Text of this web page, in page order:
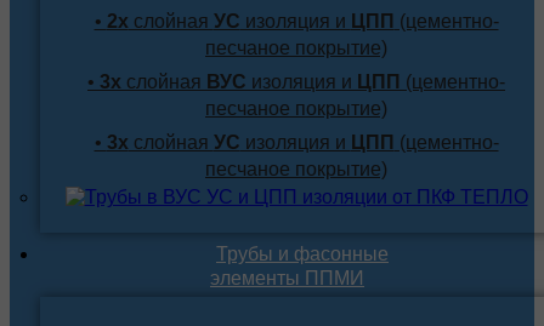
• 2х слойная УС изоляция и ЦПП (цементно-
песчаное покрытие)
• 3х слойная ВУС изоляция и ЦПП (цементно-
песчаное покрытие)
• 3х слойная УС изоляция и ЦПП (цементно-
песчаное покрытие)
Трубы и фасонные
элементы ППМИ